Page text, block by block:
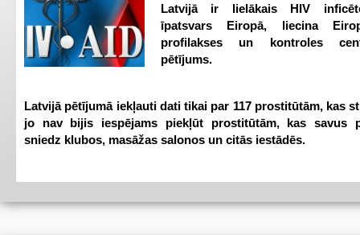
Latvijā ir lielākais HIV
īpatsvars Eiropā, liecina
profilakses un kontroles
pētījums.
Latvijā pētījumā iekļauti dati tikai par 117 prostitūtām, kas
jo nav bijis iespējams piekļūt prostitūtām, kas savus
sniedz klubos, masāžas salonos un citās iestādēs.